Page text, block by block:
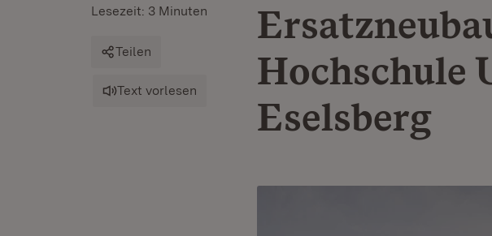
Hochschule
Eselsberg
Lesezeit: 3 Minuten
Teilen
Text vorlesen